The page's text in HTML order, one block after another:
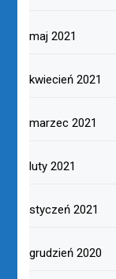
maj 2021
kwiecień 2021
marzec 2021
luty 2021
styczeń 2021
grudzień 2020